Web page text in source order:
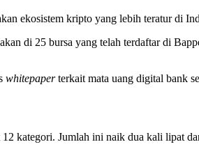
ekosistem kripto yang lebih teratur di
di 25 bursa yang telah terdaftar di
whitepaperterkait mata uang digital bank
kategori. Jumlah ini naik dua kali lipat